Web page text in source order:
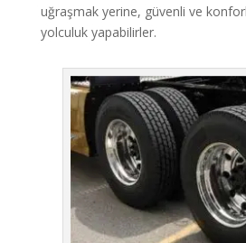
uğraşmak yerine, güvenli ve
yolculuk yapabilirler.